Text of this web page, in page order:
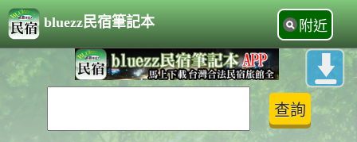
bluezz民宿筆記本 附近